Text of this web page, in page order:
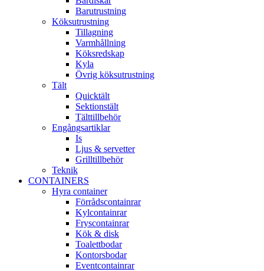
Barutrustning
Köksutrustning
Tillagning
Varmhållning
Köksredskap
Kyla
Övrig köksutrustning
Tält
Quicktält
Sektionstält
Tälttillbehör
Engångsartiklar
Is
Ljus & servetter
Grilltillbehör
Teknik
CONTAINERS
Hyra container
Förrådscontainrar
Kylcontainrar
Fryscontainrar
Kök & disk
Toalettbodar
Kontorsbodar
Eventcontainrar